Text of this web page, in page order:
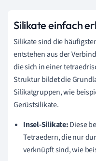
Silikate einfach
Silikate sind die
entstehen aus der
die sich in einer
Struktur bildet die
Silikatgruppen, wie
Gerüstsilikate.
Insel-Silikate:Diese
Tetraedern, die nur
verknüpft sind, wie